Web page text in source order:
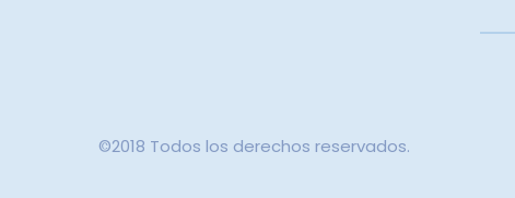
©2018 Todos los derechos reservados.